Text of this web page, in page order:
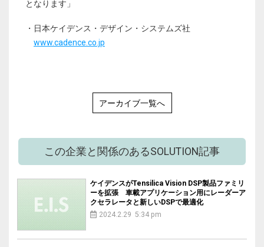
となります」
・日本ケイデンス・デザイン・システムズ社
www.cadence.co.jp
アーカイブ一覧へ
この企業と関係のあるSOLUTION記事
ケイデンスがTensilica Vision DSP製品ファミリ
ーを拡張 車載アプリケーション用にレーダーア
クセラレータと新しいDSPで最適化
2024.2.29 5:34 pm